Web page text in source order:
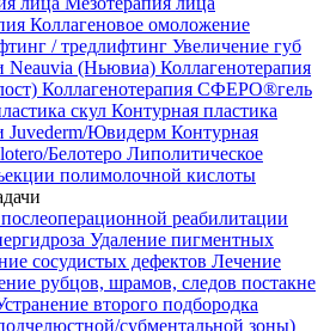
Коллагеновое омоложение
/ тредлифтинг Увеличение губ
Neauvia (Ньювиа) Коллагенотерапия
Коллагенотерапия СФЕРО®гель
скул Контурная пластика
Juvederm/Ювидерм Контурная
Белотеро Липолитическое
полимолочной кислоты
реабилитации
Удаление пигментных
сосудистых дефектов Лечение
рубцов, шрамов, следов постакне
второго подбородка
субментальной зоны)